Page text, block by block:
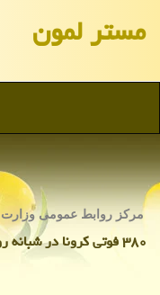
مستر لمون
مركز روابط عمومی وزارت
۳۸۰ فوتی كرونا در شبانه روز گذشته